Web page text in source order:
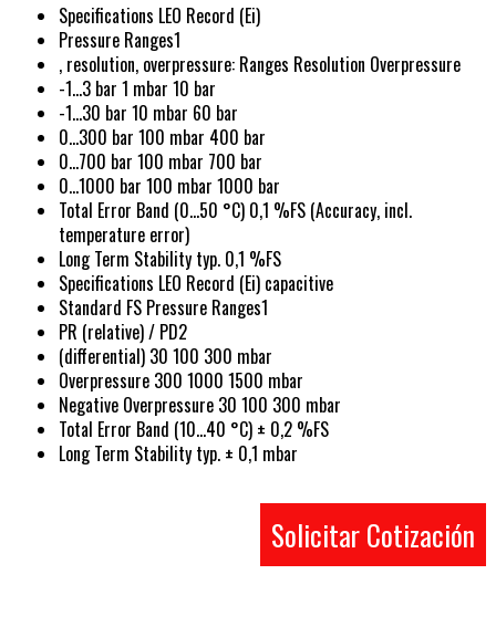
Specifications LEO Record (Ei)
Pressure Ranges1
, resolution, overpressure: Ranges Resolution Overpressure
-1…3 bar 1 mbar 10 bar
-1…30 bar 10 mbar 60 bar
0…300 bar 100 mbar 400 bar
0…700 bar 100 mbar 700 bar
0…1000 bar 100 mbar 1000 bar
Total Error Band (0…50 °C) 0,1 %FS (Accuracy, incl.
temperature error)
Long Term Stability typ. 0,1 %FS
Specifications LEO Record (Ei) capacitive
Standard FS Pressure Ranges1
PR (relative) / PD2
(differential) 30 100 300 mbar
Overpressure 300 1000 1500 mbar
Negative Overpressure 30 100 300 mbar
Total Error Band (10…40 °C) ± 0,2 %FS
Long Term Stability typ. ± 0,1 mbar
Solicitar Cotización